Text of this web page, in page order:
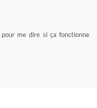
me dire si ça fonctionne